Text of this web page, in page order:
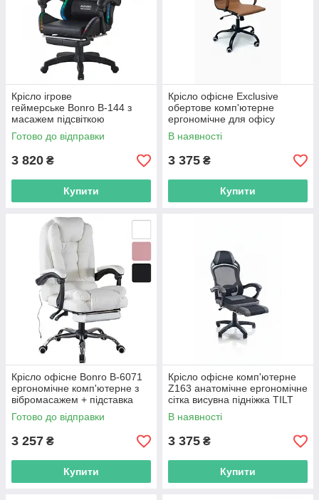
Крісло ігрове
геймерське Bonro B-144 з
масажем підсвіткою
пультом для геймерів R_2571
Готово до відправки
3 820 ₴
Купити
Крісло офісне Exclusive
обертове комп'ютерне
ергономічне для офісу
персоналу R_2573
В наявності
3 375 ₴
Купити
Крісло офісне Bonro B-6071
ергономічне комп'ютерне з
вібромасажем + підставка
для ніг R_2575
Готово до відправки
3 257 ₴
Купити
Крісло офісне комп'ютерне
Z163 анатомічне ергономічне
сітка висувна підніжка TILT
R_2582
В наявності
3 375 ₴
Купити